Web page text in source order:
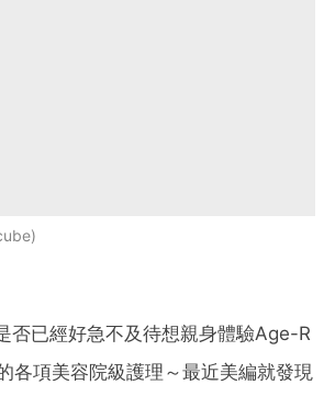
否已經好急不及待想親身體驗Age-R
各項美容院級護理～最近美編就發現